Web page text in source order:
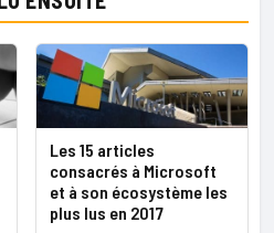
Les 15 articles
consacrés à Microsoft
et à son écosystème les
plus lus en 2017